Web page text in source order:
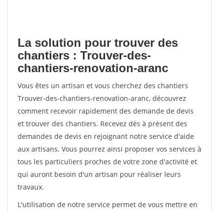
La solution pour trouver des
chantiers : Trouver-des-
chantiers-renovation-aranc
Vous êtes un artisan et vous cherchez des chantiers
Trouver-des-chantiers-renovation-aranc, découvrez
comment recevoir rapidement des demande de devis
et trouver des chantiers. Recevez dès à présent des
demandes de devis en rejoignant notre service d'aide
aux artisans. Vous pourrez ainsi proposer vos services à
tous les particuliers proches de votre zone d'activité et
qui auront besoin d'un artisan pour réaliser leurs
travaux.
L'utilisation de notre service permet de vous mettre en